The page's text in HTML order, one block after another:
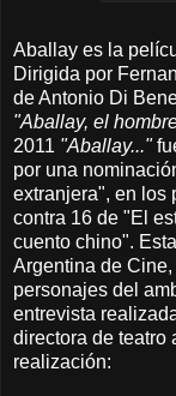
Aballay es la
Dirigida por
de Antonio Di
"Aballay, el
2011 "Aballay..."
por una
extranjera", en los
contra 16 de "El
cuento chino".
Argentina de
personajes del
entrevista
directora de teatro
realización: